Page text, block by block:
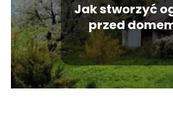
Jak stworzyć
przed